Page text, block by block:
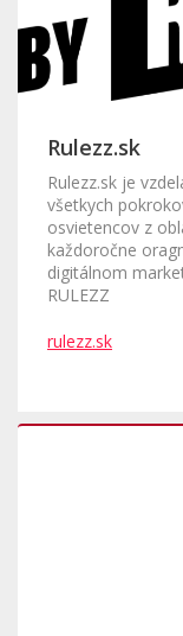
Rulezz.sk
Rulezz.sk je
všetkych
osvietencov z
každoročne
digitálnom
RULEZZ
rulezz.sk